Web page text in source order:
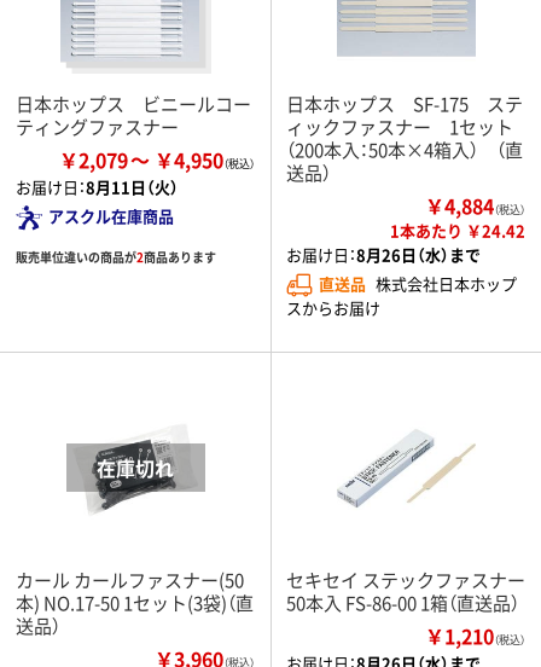
日本ホップス ビニールコー
ティングファスナー
￥2,079 ￥4,950
お届け日：8月11日（火）
アスクル在庫商品
販売単位違いの商品が2商品あります
日本ホップス SF-175 ステ
ィックファスナー 1セット
（200本入：50本×4箱入） （直
送品）
￥4,884（税込）
1本あたり ￥24.42
お届け日：8月26日（水）まで
直送品 株式会社日本ホップ
スからお届け
カール カールファスナー(50
本) NO.17-50 1セット(3袋)（直
送品）
￥3,960（税込）
セキセイ ステックファスナー
50本入 FS-86-00 1箱（直送品）
￥1,210（税込）